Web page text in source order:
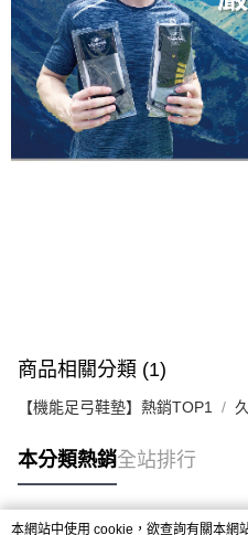
商品相關分類 (1)
【機能足弓鞋墊】熱銷TOP1
本分類熱銷全站排行
本網站中使用 cookie，欲查詢有關本網